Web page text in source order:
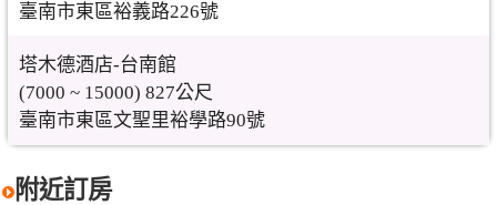
臺南市東區裕義路226號
塔木德酒店-台南館
(7000 ~ 15000) 827公尺
臺南市東區文聖里裕學路90號
附近訂房